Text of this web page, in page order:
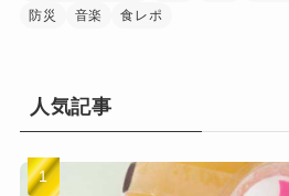
防災
音楽 食レポ
人気記事